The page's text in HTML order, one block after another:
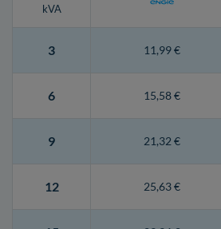
kVA
3 11,99 €
6 15,58 €
9 21,32 €
12 25,63 €